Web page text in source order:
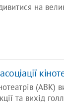
на
(АВК)
та вихід